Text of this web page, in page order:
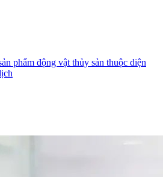
phẩm động vật thủy sản thuộc diện